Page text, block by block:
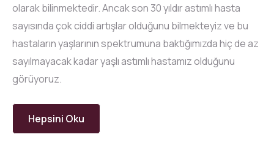
olarak bilinmektedir. Ancak son 30 yıldır astımlı hasta
sayısında çok ciddi artışlar olduğunu bilmekteyiz ve bu
hastaların yaşlarının spektrumuna baktığımızda hiç de az
sayılmayacak kadar yaşlı astımlı hastamız olduğunu
görüyoruz.
Hepsini Oku